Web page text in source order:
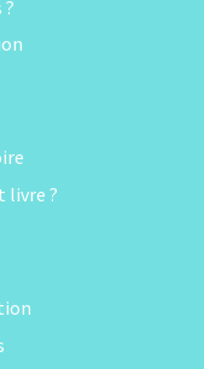
livre ?